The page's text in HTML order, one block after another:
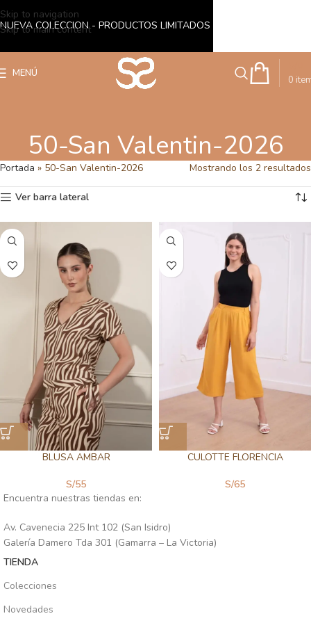
Skip to navigation
Skip to main content
MENÚ
0
50-San Valentin-2026
Portada » 50-San Valentin-2026 Mostrando los 2 resultados
Ver barra lateral
BLUSA AMBAR
S/55
CULOTTE FLORENCIA
S/65
Encuentra nuestras tiendas en:
Av. Cavenecia 225 Int 102 (San Isidro)
Galería Damero Tda 301 (Gamarra – La Victoria)
TIENDA
Colecciones
Novedades
NUEVA COLECCION - PRODUCTOS LIMITADOS